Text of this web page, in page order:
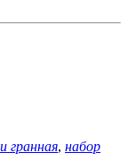
гранная, набор